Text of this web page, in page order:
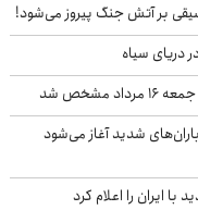
بر آتش جنگ پیروز می‌شود!
دریای سیاه
شد
شدید آغاز می‌شود
با ایران را اعلام کرد